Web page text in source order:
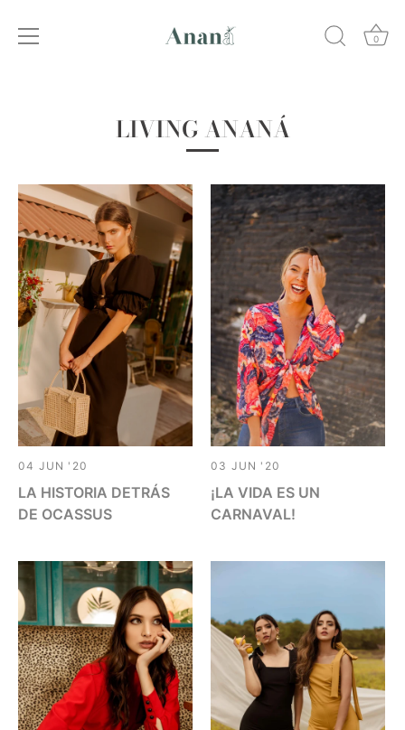
0
LIVING ANANÁ
04 JUN '20
LA HISTORIA DETRÁS
DE OCASSUS
03 JUN '20
¡LA VIDA ES UN
CARNAVAL!